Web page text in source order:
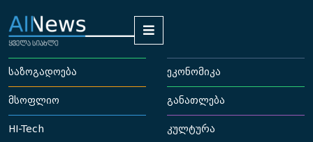
საზოგადოება ეკონომიკა
მსოფლიო განათლება
HI-Tech კულტურა